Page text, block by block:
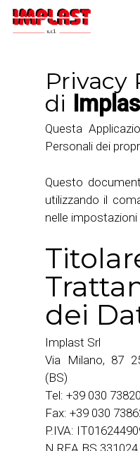
Hit enter to
Privacy
di
Questa
Personali dei
Questo
utilizzando il
nelle
dei
Implast Srl
Via Milano, 87
(BS)
Tel: +39 030
Fax: +39 030
P.IVA:
N REA BS 331024